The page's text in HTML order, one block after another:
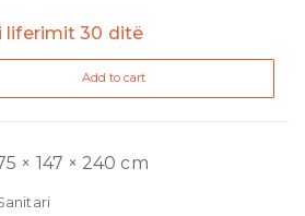
liferimit 30 ditë
Add to cart
× 147 × 240 cm